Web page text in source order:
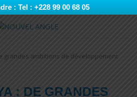
: Tel : +228 99 00 68 05
grandes ambitions de développement
: DE GRANDES